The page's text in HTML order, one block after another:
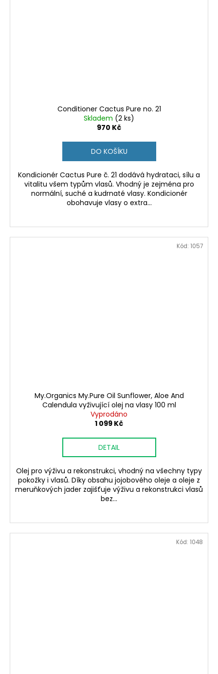
Conditioner Cactus Pure no. 21
Skladem (2 ks)
970 Kč
DO KOŠÍKU
Kondicionér Cactus Pure č. 21 dodává hydrataci, sílu a
vitalitu všem typům vlasů. Vhodný je zejména pro
normální, suché a kudrnaté vlasy. Kondicionér
obohavuje vlasy o extra...
My.Organics My.Pure Oil Sunflower, Aloe And
Calendula vyživující olej na vlasy 100 ml
Vyprodáno
1 099 Kč
DETAIL
Olej pro výživu a rekonstrukci, vhodný na všechny typy
pokožky i vlasů. Díky obsahu jojobového oleje a oleje z
meruňkových jader zajišťuje výživu a rekonstrukci vlasů
bez...
Kód: 1057
Kód: 1048